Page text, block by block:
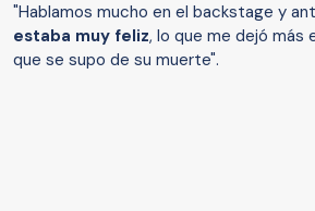
"Hablamos mucho en el backstage y
estaba muy feliz, lo que me dejó más
que se supo de su muerte".